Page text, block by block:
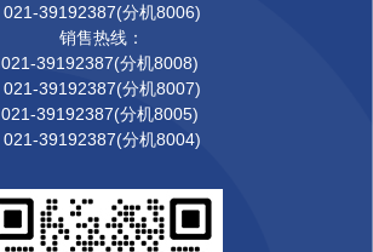
021-39192387(分机8006)
销售热线：
021-39192387(分机8008)
021-39192387(分机8007)
021-39192387(分机8005)
021-39192387(分机8004)